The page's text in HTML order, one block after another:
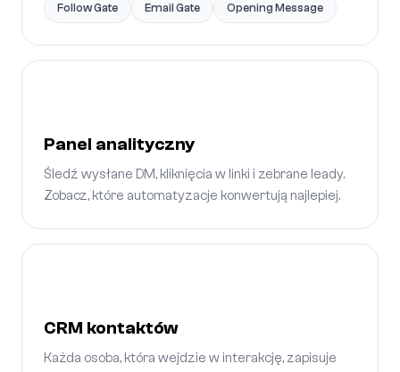
Follow Gate Email Gate Opening Message
Panel analityczny
Śledź wysłane DM, kliknięcia w linki i zebrane leady.
Zobacz, które automatyzacje konwertują najlepiej.
CRM kontaktów
Każda osoba, która wejdzie w interakcję, zapisuje